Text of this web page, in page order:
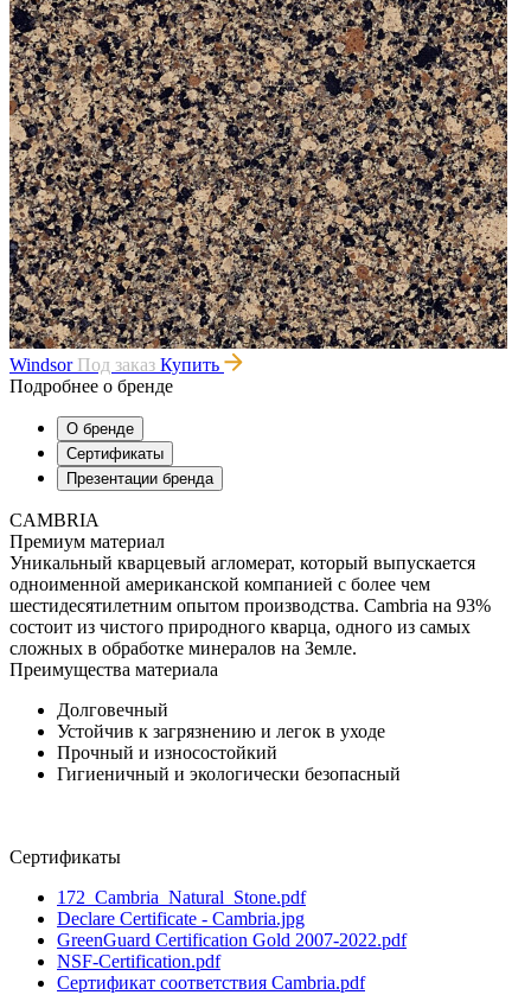
Windsor Под заказ Купить
Подробнее о бренде
О бренде
Сертификаты
Презентации бренда
CAMBRIA
Премиум материал
Уникальный кварцевый агломерат, который выпускается
одноименной американской компанией с более чем
шестидесятилетним опытом производства. Cambria на 93%
состоит из чистого природного кварца, одного из самых
сложных в обработке минералов на Земле.
Преимущества материала
Долговечный
Устойчив к загрязнению и легок в уходе
Прочный и износостойкий
Гигиеничный и экологически безопасный
Сертификаты
172_Cambria_Natural_Stone.pdf
Declare Certificate - Cambria.jpg
GreenGuard Certification Gold 2007-2022.pdf
NSF-Certification.pdf
Сертификат соответствия Cambria.pdf